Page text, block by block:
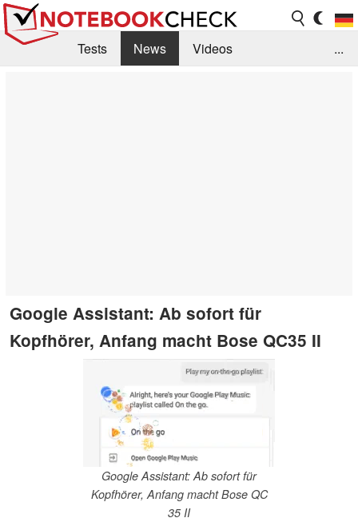
Tests News
Videos
...
Google Assistant: Ab sofort für
Kopfhörer, Anfang macht Bose QC35 II
Google Assistant: Ab sofort für
Kopfhörer, Anfang macht Bose QC
35 II